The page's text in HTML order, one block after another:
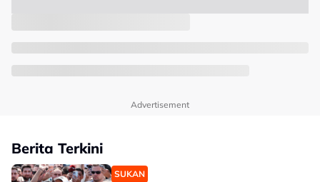
Advertisement
Berita Terkini
SUKAN